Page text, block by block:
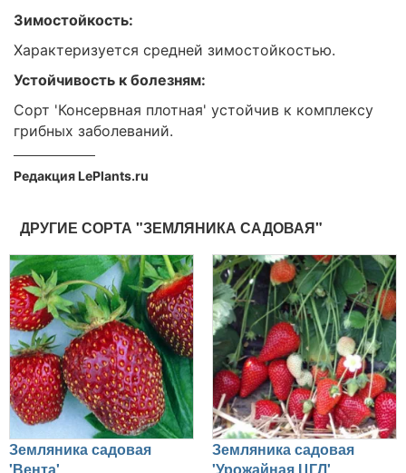
Зимостойкость:
Характеризуется средней зимостойкостью.
Устойчивость к болезням:
Сорт 'Консервная плотная' устойчив к комплексу
грибных заболеваний.
Редакция LePlants.ru
ДРУГИЕ СОРТА "ЗЕМЛЯНИКА САДОВАЯ"
Земляника садовая
Земляника садовая